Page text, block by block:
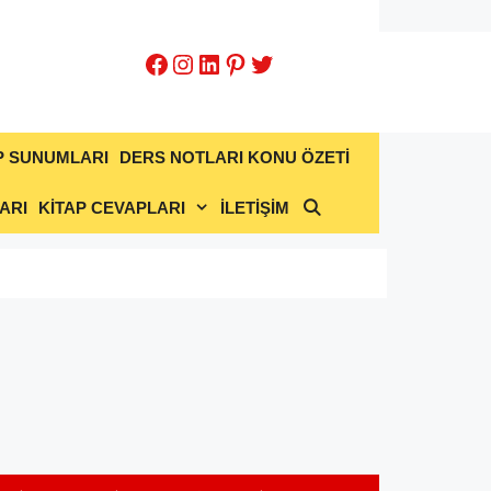
Facebook
Instagram
LinkedIn
Pinterest
Twitter
SUNUMLARI DERS NOTLARI KONU ÖZETİ
KİTAP CEVAPLARI İLETİŞİM